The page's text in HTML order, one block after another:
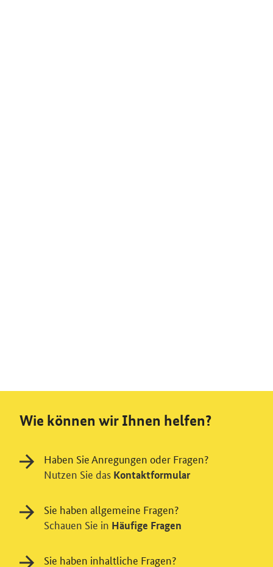
Wie können wir Ihnen helfen?
Haben Sie Anregungen oder Fragen?
Nutzen Sie das Kontaktformular
Sie haben allgemeine Fragen?
Schauen Sie in Häufige Fragen
Sie haben inhaltliche Fragen?